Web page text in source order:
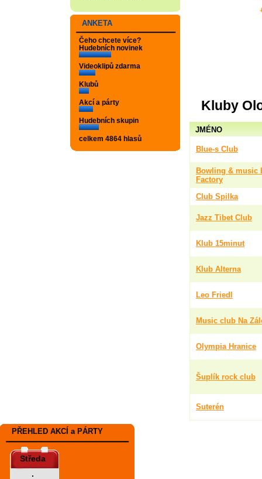
ANKETA
Čeho chcete více?
Hudebních novinek
Videoklipů zdarma
Klubů
Akcí a párty
Hudebních skupin
celkem 4864 hlasů
Kluby
JMÉNO
Blue-s Club
Bowling & music
Factory
Club Spilka
Jazz Tibet Club
Klub 15minut
Klub Alterna
Leo Friedl
Music club Na
Olympia Hranice
Šuplík rock club
Suterén
PŘEHLED AKCÍ a PÁRTY
Středa
.